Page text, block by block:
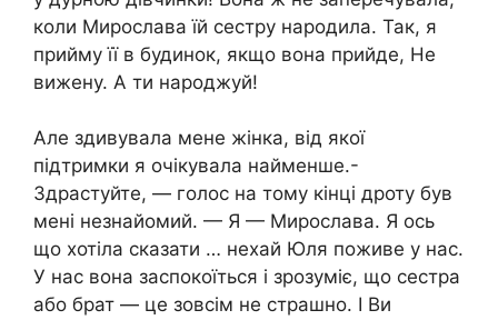
коли Мирослава їй сестру народила. Так, я
прийму її в будинок, якщо вона прийде, Не
вижену. А ти народжуй!
Але здивувала мене жінка, від якої
підтримки я очікувала найменше.-
Здрастуйте, — голос на тому кінці дроту був
мені незнайомий. — Я — Мирослава. Я ось
що хотіла сказати … нехай Юля поживе у нас.
У нас вона заспокоїться і зрозуміє, що сестра
або брат — це зовсім не страшно. І Ви